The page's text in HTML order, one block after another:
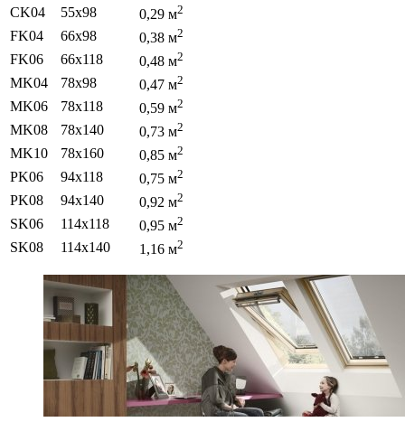
CK04 55х98 0,29 м2
FK04 66х98 0,38 м2
FK06 66х118 0,48 м2
МK04 78х98 0,47 м2
МK06 78х118 0,59 м2
МK08 78х140 0,73 м2
МK10 78x160 0,85 м2
PK06 94х118 0,75 м2
PK08 94х140 0,92 м2
SK06 114х118 0,95 м2
SK08 114х140 1,16 м2